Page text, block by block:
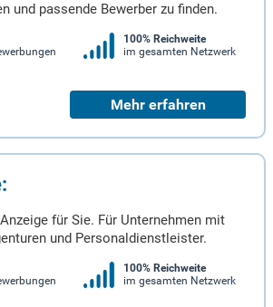
und passende Bewerber zu finden.
100% Reichweite
im gesamten Netzwerk
Mehr erfahren
für Sie. Für Unternehmen mit
und Personaldienstleister.
100% Reichweite
im gesamten Netzwerk